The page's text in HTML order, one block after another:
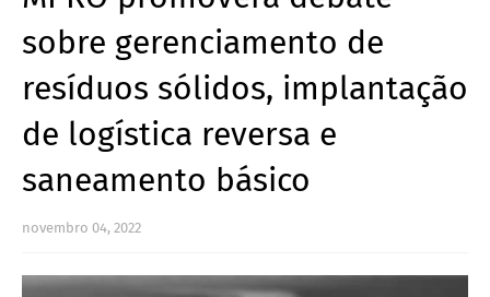
sobre gerenciamento de
resíduos sólidos, implantação
de logística reversa e
saneamento básico
novembro 04, 2022